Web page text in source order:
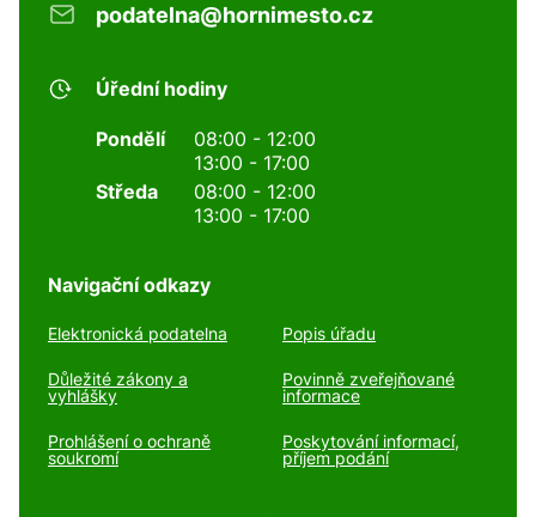
podatelna@hornimesto.cz
Úřední hodiny
Pondělí
08:00 - 12:00
13:00 - 17:00
Středa
08:00 - 12:00
13:00 - 17:00
Navigační odkazy
Elektronická podatelna Popis úřadu
Důležité zákony a
vyhlášky
Povinně zveřejňované
informace
Prohlášení o ochraně
soukromí
Poskytování informací,
příjem podání